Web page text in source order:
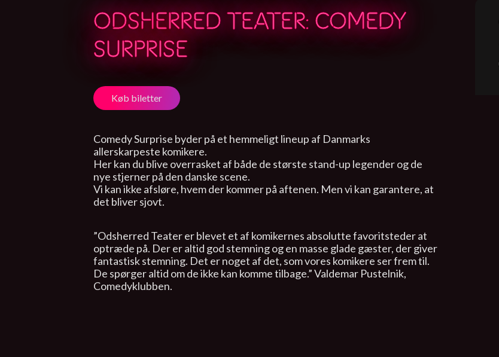
ODSHERRED TEATER: COMEDY
SURPRISE
Køb biletter
Comedy Surprise byder på et hemmeligt lineup af Danmarks
allerskarpeste komikere.
Her kan du blive overrasket af både de største stand-up legender og de
nye stjerner på den danske scene.
Vi kan ikke afsløre, hvem der kommer på aftenen. Men vi kan garantere, at
det bliver sjovt.
”Odsherred Teater er blevet et af komikernes absolutte favoritsteder at
optræde på. Der er altid god stemning og en masse glade gæster, der giver
fantastisk stemning. Det er noget af det, som vores komikere ser frem til.
De spørger altid om de ikke kan komme tilbage.” Valdemar Pustelnik,
Comedyklubben.